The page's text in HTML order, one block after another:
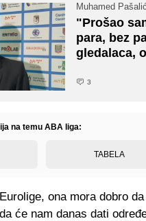
Muhamed
"Prošao
para, bez
gledalaca,
3
na temu ABA liga:
TABELA
ona mora dobro
će nam danas dati